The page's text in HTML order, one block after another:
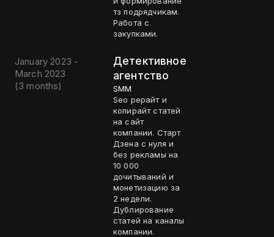
тз подрядчикам.
Работа с
закупками.
January 2023 -
March 2023
(3 months)
Детективное
агентство
SMM
Seo рерайт и
копирайт статей
на сайт
компании. Старт
Дзена с нуля и
без рекламы на
10 000
дочитываний и
монетизацию за
2 недели.
Дублирование
статей на каналы
компании.